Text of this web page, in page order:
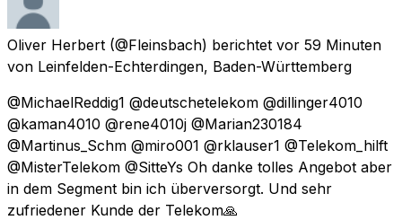
Oliver Herbert (@Fleinsbach) berichtet vor 59 Minuten
von Leinfelden-Echterdingen, Baden-Württemberg
@MichaelReddig1 @deutschetelekom @dillinger4010
@kaman4010 @rene4010j @Marian230184
@Martinus_Schm @miro001 @rklauser1 @Telekom_hilft
@MisterTelekom @SitteYs Oh danke tolles Angebot aber
in dem Segment bin ich überversorgt. Und sehr
zufriedener Kunde der Telekom🙏